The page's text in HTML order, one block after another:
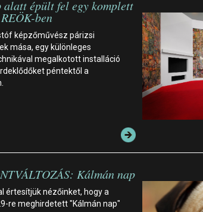
alatt épült fel egy komplett
ben
képzőművész párizsi
mása, egy különleges
megalkotott installáció
péntektől a
Kálmán nap
értesítjük nézőinket, hogy a
re meghirdetett "Kálmán nap"